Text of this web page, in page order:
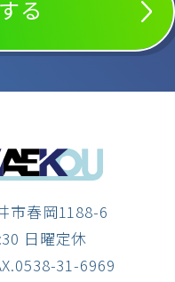
る
市春岡1188-6
日曜定休
31-6969